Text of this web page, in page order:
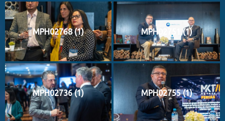
MPH02768 (1) MPH02751 (1)
MPH02736 (1) MPH02755 (1)